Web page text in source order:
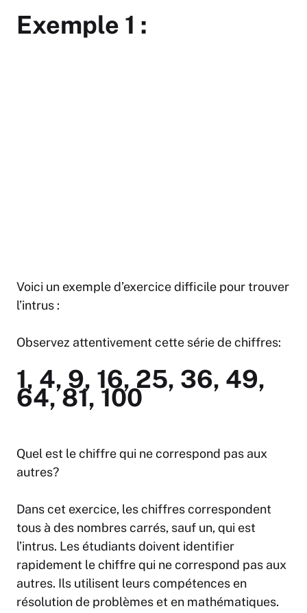
Exemple 1 :
Voici un exemple d’exercice difficile pour trouver
l’intrus :
Observez attentivement cette série de chiffres:
1, 4, 9, 16, 25, 36, 49,
64, 81, 100
Quel est le chiffre qui ne correspond pas aux
autres?
Dans cet exercice, les chiffres correspondent
tous à des nombres carrés, sauf un, qui est
l’intrus. Les étudiants doivent identifier
rapidement le chiffre qui ne correspond pas aux
autres. Ils utilisent leurs compétences en
résolution de problèmes et en mathématiques.